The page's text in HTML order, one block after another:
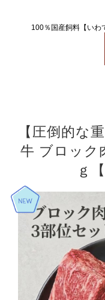
100％国産飼料【いわ
【圧倒的な
牛 ブロック
ｇ